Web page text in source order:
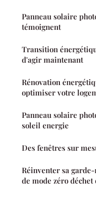
Panneau solaire
témoignent
Transition
d'agir maintenant
Rénovation
optimiser votre
Panneau solaire
soleil energie
Des fenêtres sur
Réinventer sa
de mode zéro